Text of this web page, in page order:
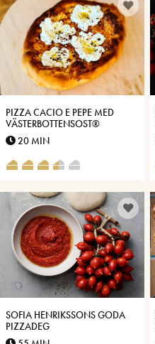
PIZZA CACIO E PEPE MED
VÄSTERBOTTENSOST®
20 MIN
SOFIA HENRIKSSONS GODA
PIZZADEG